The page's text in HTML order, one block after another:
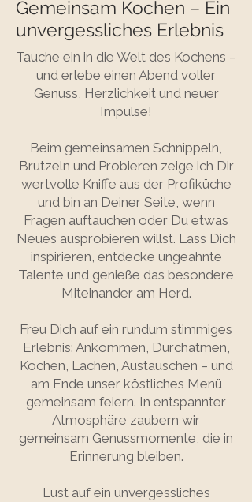
Gemeinsam Kochen – Ein
unvergessliches Erlebnis
Tauche ein in die Welt des Kochens –
und erlebe einen Abend voller
Genuss, Herzlichkeit und neuer
Impulse!
Beim gemeinsamen Schnippeln,
Brutzeln und Probieren zeige ich Dir
wertvolle Kniffe aus der Profiküche
und bin an Deiner Seite, wenn
Fragen auftauchen oder Du etwas
Neues ausprobieren willst. Lass Dich
inspirieren, entdecke ungeahnte
Talente und genieße das besondere
Miteinander am Herd.
Freu Dich auf ein rundum stimmiges
Erlebnis: Ankommen, Durchatmen,
Kochen, Lachen, Austauschen – und
am Ende unser köstliches Menü
gemeinsam feiern. In entspannter
Atmosphäre zaubern wir
gemeinsam Genussmomente, die in
Erinnerung bleiben.
Lust auf ein unvergessliches